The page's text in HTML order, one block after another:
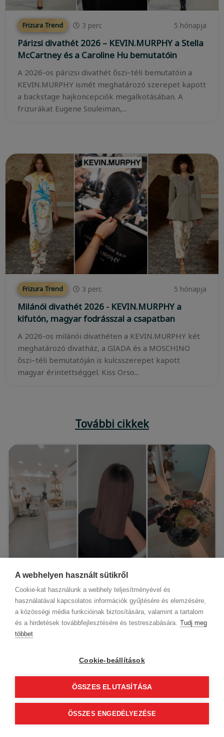
A webhelyen használt sütikről
Cookie-kat használunk a webhely teljesítményével és
használatával kapcsolatos információk gyűjtésére és elemzésére,
a közösségi média funkcióinak biztosítására, valamint a tartalom
és a hirdetések továbbfejlesztésére és testreszabására. Tudj meg
többet
Cookie-beállítások
ÖSSZES ELUTASÍTÁSA
ÖSSZES ENGEDÉLYEZÉSE
Frizura Trend 3 perc 5 hónapja
Párizsi divathét 2026 – KEVIN.MURPHY a Stella
McCartney és a Caroline Hu bemutatóin
A 2026-os párizsi divathét őszi–téli bemutatóin a
KEVIN.MURPHY ismét meghatározó szerepet kapott
a backstage hajkoncepciók megalkotásában. A
frizurákat Eugene Souleiman,...
Frizura Trend 3 perc 5 hónapja
Milánói divathét 2026 - KEVIN.MURPHY a
kifutón, magyar fodrásszal a csapatban
A 2026-os milánói divathéten a KEVIN.MURPHY két
meghatározó divatház, a GIADA és a MOSCHINO
őszi–téli bemutatóján is kulcsszerepet kapott
magyar érintettséggel. Kiss Orso...
További cikkek
Fodrász állás Budapest – Csatlakozz
a Pett&Co szalon csapatához!